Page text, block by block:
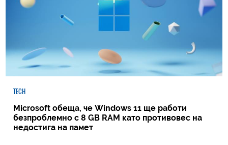
TECH
Microsoft обеща, че Windows 11 ще работи
безпроблемно с 8 GB RAM като противовес на
недостига на памет